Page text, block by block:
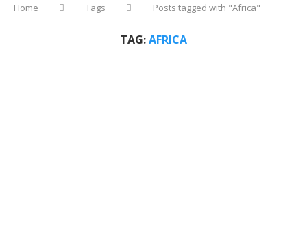
Home Tags Posts tagged with "Africa"
TAG:AFRICA